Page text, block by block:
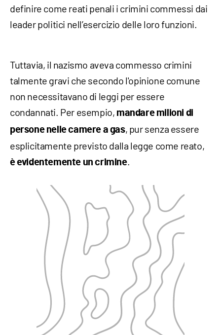
definire come reati penali i crimini commessi dai
leader politici nell’esercizio delle loro funzioni.
Tuttavia, il nazismo aveva commesso crimini
talmente gravi che secondo l'opinione comune
non necessitavano di leggi per essere
condannati. Per esempio, mandare milioni di
persone nelle camere a gas, pur senza essere
esplicitamente previsto dalla legge come reato,
è evidentemente un crimine.